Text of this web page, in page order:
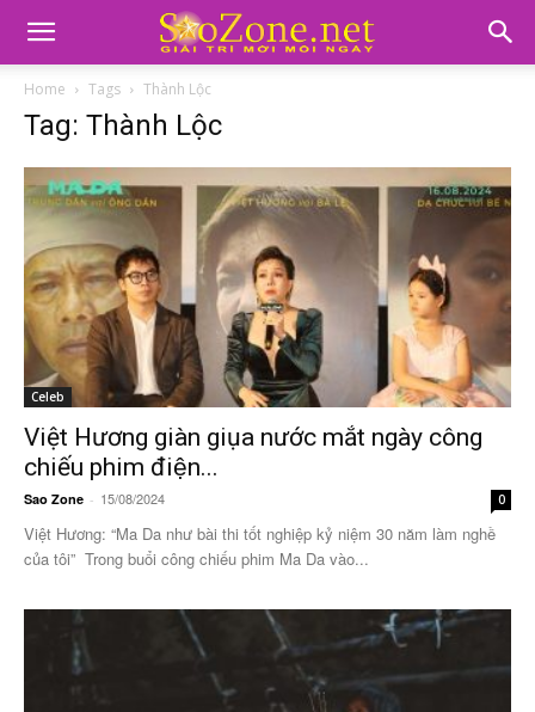
Home Tags Thành Lộc
Tag: Thành Lộc
Celeb
Việt Hương giàn giụa nước mắt ngày công
chiếu phim điện...
Sao Zone - 15/08/2024 0
Việt Hương: “Ma Da như bài thi tốt nghiệp kỷ niệm 30 năm làm nghề
của tôi” Trong buổi công chiếu phim Ma Da vào...